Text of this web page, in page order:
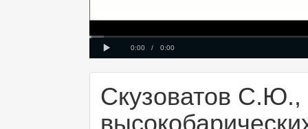
Current
0:00 / Duration
0:00
Loaded: 0%
Progress:
0%
00:00
Скузоватов С.Ю.,